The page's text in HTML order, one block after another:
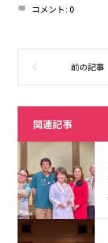
コメント: 0
関連記事